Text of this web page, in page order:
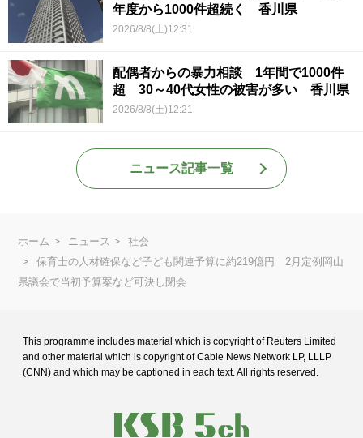
年度から1000件超続く 香川県
2026/8/8(土)12:31
配偶者からの暴力相談 1年間で1000件
超 30～40代女性の被害が多い 香川県
2026/8/8(土)12:21
ニュース記事一覧
ホーム ニュース
社会
保育士の人材確保など子ども関連予算に約219億円 2月定例岡山
県議会で当初予算案など可決し閉会
This programme includes material which is copyright of Reuters Limited
and other material which is copyright of Cable News Network LP, LLLP
(CNN) and which may be captioned in each text. All rights reserved.